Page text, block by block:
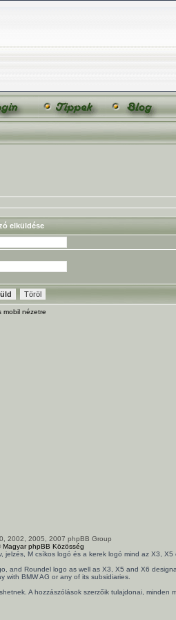
elküldése
mobil nézetre
2002, 2005, 2007 phpBB Group
Magyar phpBB Közösség
M csíkos logó és a kerek logó mind az X3,
Roundel logo as well as X3, X5 and X6
with BMW AG or any of its subsidiaries.
A hozzászólások szerzőik tulajdonai, minden